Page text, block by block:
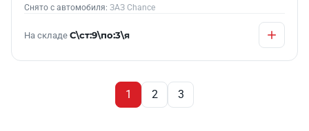
Снято с автомобиля: ЗАЗ Chance
На складе С\ст:9\по:3\я
1 2 3